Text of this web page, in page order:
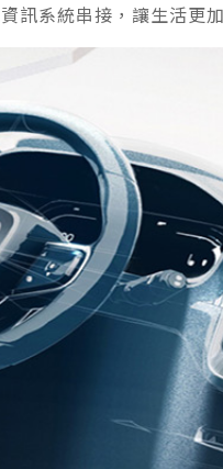
訊系統串接，讓生活更